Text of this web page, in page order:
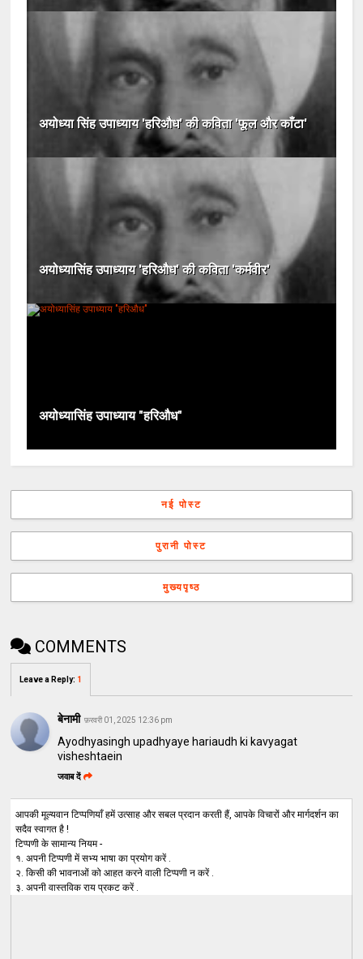
अयोध्या सिंह उपाध्याय 'हरिऔध' की कविता 'फूल और काँटा'
अयोध्यासिंह उपाध्याय 'हरिऔध' की कविता 'कर्मवीर'
अयोध्यासिंह उपाध्याय "हरिऔध"
नई पोस्ट
पुरानी पोस्ट
मुख्यपृष्ठ
COMMENTS
Leave a Reply: 1
बेनामी फ़रवरी 01, 2025 12:36 pm
Ayodhyasingh upadhyaye hariaudh ki kavyagat
visheshtaein
जवाब दें
आपकी मूल्यवान टिप्पणियाँ हमें उत्साह और सबल प्रदान करती हैं, आपके विचारों और मार्गदर्शन का
सदैव स्वागत है !
टिप्पणी के सामान्य नियम -
१. अपनी टिप्पणी में सभ्य भाषा का प्रयोग करें .
२. किसी की भावनाओं को आहत करने वाली टिप्पणी न करें .
३. अपनी वास्तविक राय प्रकट करें .